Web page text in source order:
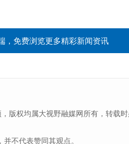
，免费浏览更多精彩新闻资讯
版权均属大视野融媒网所有，转载时
不代表赞同其观点。